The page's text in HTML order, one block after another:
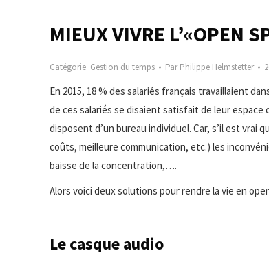
MIEUX VIVRE L’«OPEN
Catégorie Gestion du temps ParPhilippe Helmstetter
En 2015, 18 % des salariés français travaillaient
de ces salariés se disaient satisfait de leur
disposent d’un bureau individuel. Car, s’ilest vrai
coûts, meilleure communication, etc.) les
baisse de la concentration,….
Alors voici deux solutions pour rendre la vie en
Le casque audio